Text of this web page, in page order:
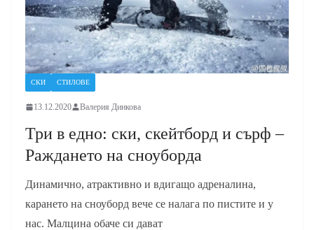
СКИ СТИЛОВЕ
13.12.2020 Валерия Динкова
Три в едно: ски, скейтборд и сърф –
Раждането на сноуборда
Динамично, атрактивно и вдигащо адреналина,
карането на сноуборд вече се налага по пистите и у
нас. Малцина обаче си дават